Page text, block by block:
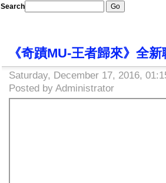
Search
《奇蹟MU-王者歸來》全
Saturday, December 17, 2016,
Posted by Administrator